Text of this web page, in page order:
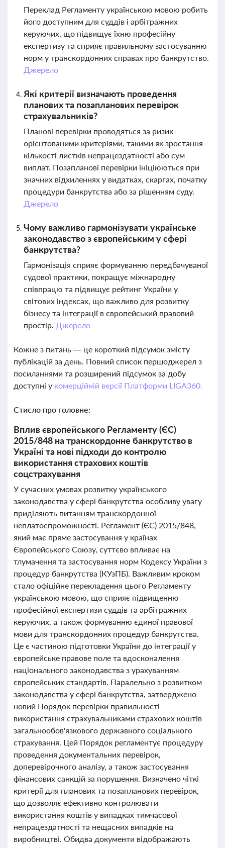
Переклад Регламенту українською мовою робить
його доступним для суддів і арбітражних
керуючих, що підвищує їхню професійну
експертизу та сприяє правильному застосуванню
норм у транскордонних справах про банкрутство.
Джерело
Які критерії визначають проведення
планових та позапланових перевірок
страхувальників?
Планові перевірки проводяться за ризик-
орієнтованими критеріями, такими як зростання
кількості листків непрацездатності або сум
виплат. Позапланові перевірки ініціюються при
значних відхиленнях у видатках, скаргах, початку
процедури банкрутства або за рішенням суду.
Джерело
Чому важливо гармонізувати українське
законодавство з європейським у сфері
банкрутства?
Гармонізація сприяє формуванню передбачуваної
судової практики, покращує міжнародну
співпрацю та підвищує рейтинг України у
світових індексах, що важливо для розвитку
бізнесу та інтеграції в європейський правовий
простір. Джерело
Кожне з питань — це короткий підсумок змісту
публікацій за день. Повний список першоджерел з
посиланнями та розширений підсумок за добу
доступні у комерційній версії Платформи LIGA360.
Стисло про головне:
Вплив європейського Регламенту (ЄС)
2015/848 на транскордонне банкрутство в
Україні та нові підходи до контролю
використання страхових коштів
соцстрахування
У сучасних умовах розвитку українського
законодавства у сфері банкрутства особливу увагу
приділяють питанням транскордонної
неплатоспроможності. Регламент (ЄС) 2015/848,
який має пряме застосування у країнах
Європейського Союзу, суттєво впливає на
тлумачення та застосування норм Кодексу України з
процедур банкрутства (КУзПБ). Важливим кроком
стало офіційне перекладення цього Регламенту
українською мовою, що сприяє підвищенню
професійної експертизи суддів та арбітражних
керуючих, а також формуванню єдиної правової
мови для транскордонних процедур банкрутства.
Це є частиною підготовки України до інтеграції у
європейське правове поле та вдосконалення
національного законодавства з урахуванням
європейських стандартів. Паралельно з розвитком
законодавства у сфері банкрутства, затверджено
новий Порядок перевірки правильності
використання страхувальниками страхових коштів
загальнообов'язкового державного соціального
страхування. Цей Порядок регламентує процедуру
проведення документальних перевірок,
доперевірочного аналізу, а також застосування
фінансових санкцій за порушення. Визначено чіткі
критерії для планових та позапланових перевірок,
що дозволяє ефективно контролювати
використання коштів у випадках тимчасової
непрацездатності та нещасних випадків на
виробництві. Обидва документи відображають